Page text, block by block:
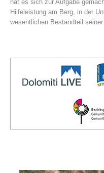
hat es sich zur Aufgabe
Hilfeleistung am Berg, in der
wesentlichen Bestandteil